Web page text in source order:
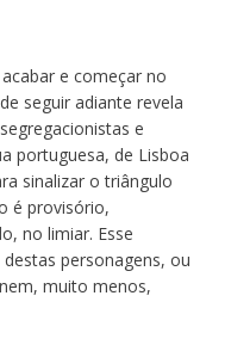
e começar no
seguir adiante revela
e
portuguesa, de Lisboa
sinalizar o triângulo
é provisório,
no limiar. Esse
personagens, ou
muito menos,